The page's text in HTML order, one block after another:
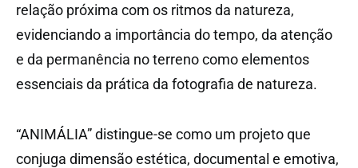
relação próxima com os ritmos da natureza,
evidenciando a importância do tempo, da atenção
e da permanência no terreno como elementos
essenciais da prática da fotografia de natureza.
“ANIMÁLIA” distingue-se como um projeto que
conjuga dimensão estética, documental e emotiva,